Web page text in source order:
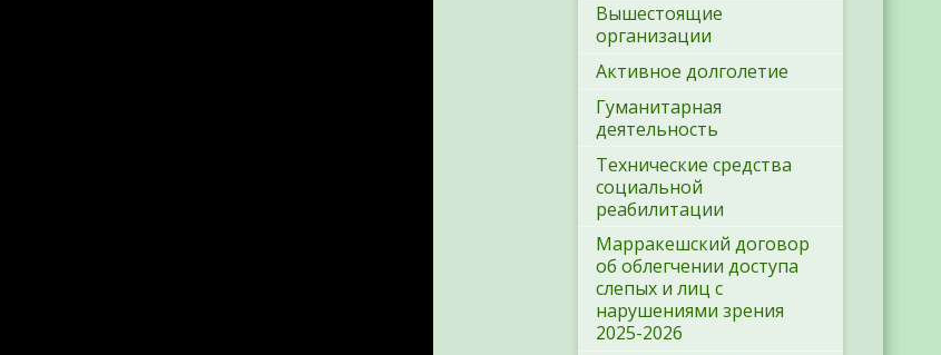
Вышестоящие
организации
Активное долголетие
Гуманитарная
деятельность
Технические средства
социальной
реабилитации
Марракешский договор
об облегчении доступа
слепых и лиц с
нарушениями зрения
2025-2026